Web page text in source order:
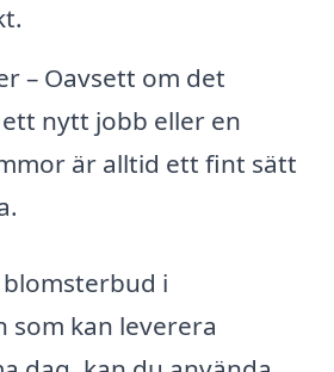
– Oavsett om det
nytt jobb eller en
är alltid ett fint sätt
i
som kan leverera